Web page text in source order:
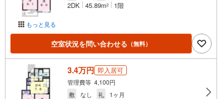
もっと見る
2DK 45.89m2 1階
空室状況を問い合わせる （無料）
3.4万円 即入居可
管理費等 4,100円
敷
なし 礼 1ヶ月